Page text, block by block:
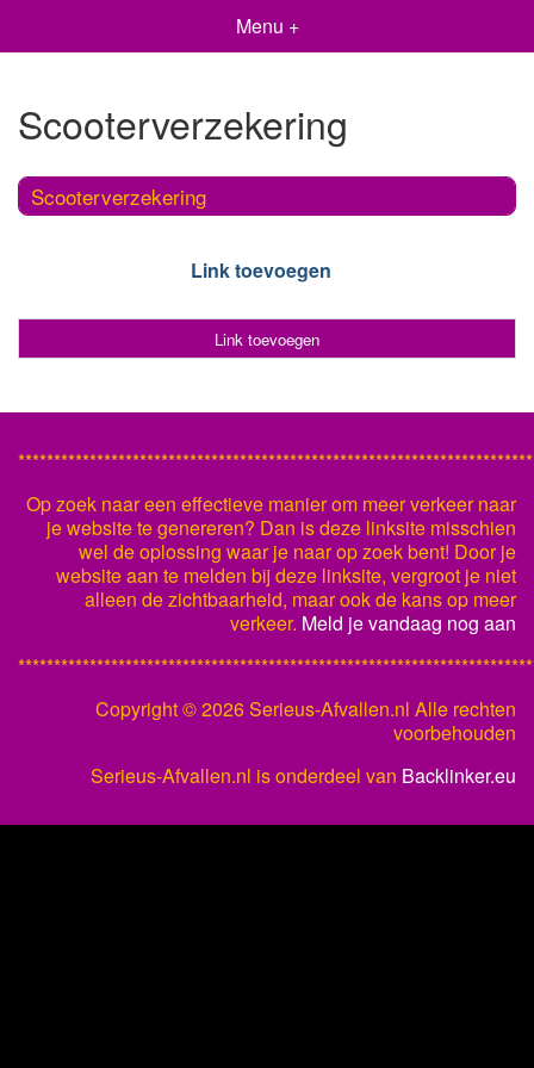
Menu +
Scooterverzekering
Scooterverzekering
Link toevoegen
Link toevoegen
Op zoek naar een effectieve manier om meer verkeer naar
je website te genereren? Dan is deze linksite misschien
wel de oplossing waar je naar op zoek bent! Door je
website aan te melden bij deze linksite, vergroot je niet
alleen de zichtbaarheid, maar ook de kans op meer
verkeer. Meld je vandaag nog aan
Copyright ©2026 Serieus-Afvallen.nl Alle rechten
voorbehouden
Serieus-Afvallen.nl is onderdeel van Backlinker.eu